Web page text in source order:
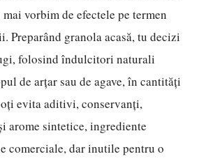
mai vorbim de efectele pe termen
Preparând granola acasă, tu decizi
folosind îndulcitori naturali
de arțar sau de agave, în cantități
evita aditivi, conservanți,
arome sintetice, ingrediente
comerciale, dar inutile pentru o